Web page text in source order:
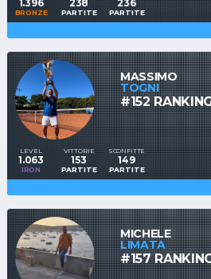
1.396
BRONZE
238
PARTITE
236
PARTITE
MASSIMO
TOGNI
#152
LEVEL
1.063
IRON
VITTORIE
153
PARTITE
SCONFITTE
149
PARTITE
MICHELE
LIMATA
#157